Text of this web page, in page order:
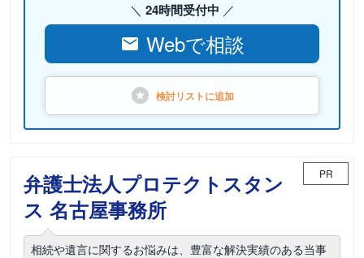
24時間受付中
Webで相談
検討リストに追加
弁護士法人プロテクトスタン
ス 名古屋事務所
PR
相続や遺言に関するお悩みは、豊富な解決実績のある当事